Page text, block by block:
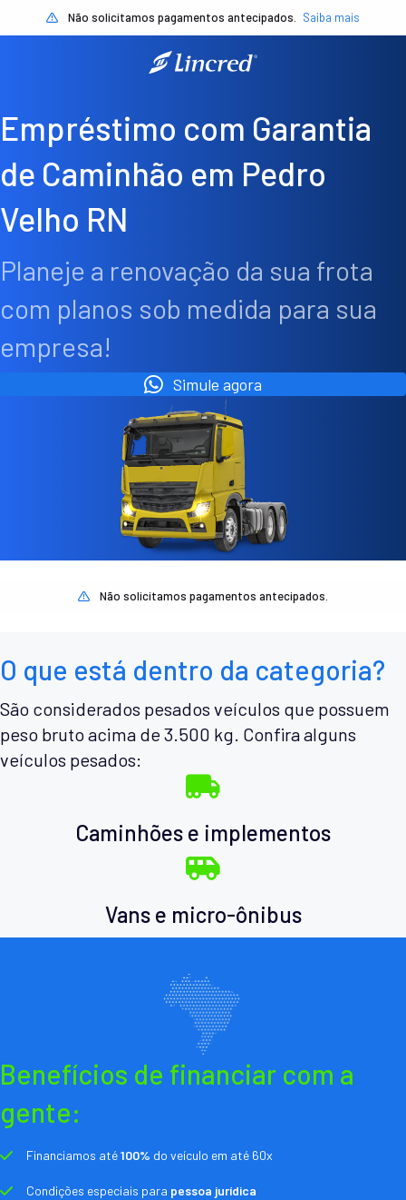
Não solicitamos pagamentos antecipados. Saiba mais
Empréstimo com Garantia
de Caminhão em Pedro
Velho RN
Planeje a renovação da sua frota
com planos sob medida para sua
empresa!
Simule agora
Não solicitamos pagamentos antecipados.
O que está dentro da categoria?
São considerados pesados veículos que possuem
peso bruto acima de 3.500 kg. Confira alguns
veículos pesados:
Caminhões e implementos
Vans e micro-ônibus
Benefícios de financiar com a
gente:
Financiamos até100% do veículo em até 60x
Condições especiais para pessoa jurídica